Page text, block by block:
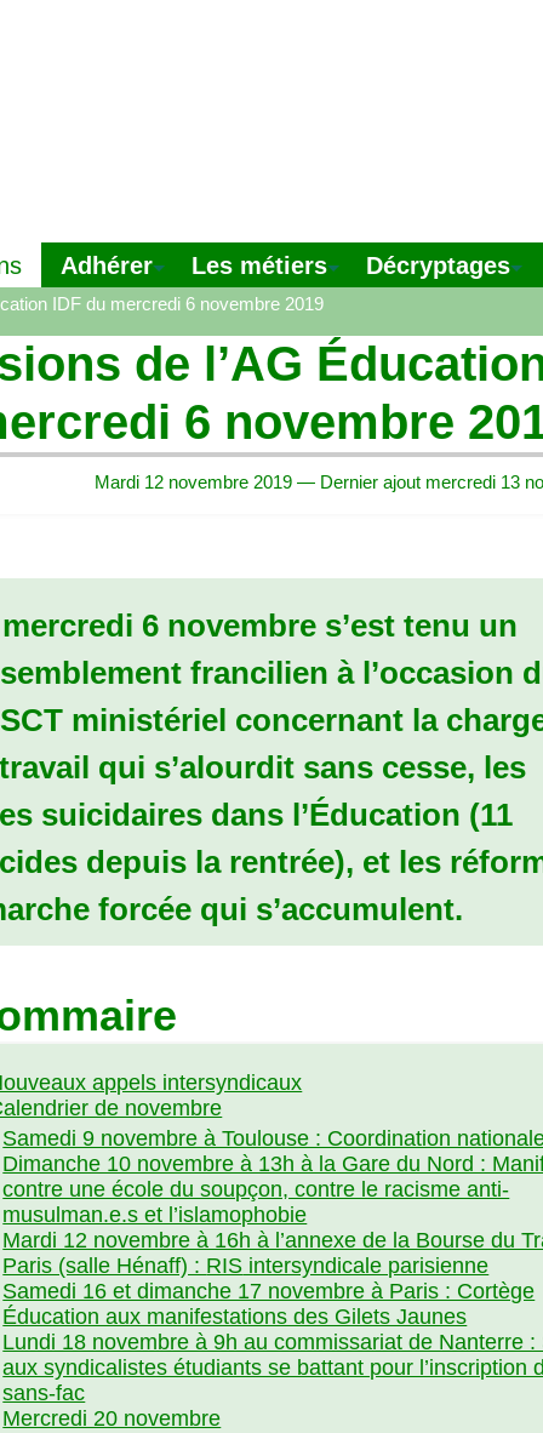
Adhérer Les métiers Décryptages
IDF du mercredi 6 novembre 2019
de l’AG
6 novembre
Mardi 12 novembre 2019 — Dernier ajout mercredi 13
6 novembre s’est tenu un
francilien à l’occasion
ministériel concernant la
qui s’alourdit sans cesse, les
suicidaires dans l’Éducation (11
depuis la rentrée), et les
forcée qui s’accumulent.
appels intersyndicaux
de novembre
Samedi 9 novembre à Toulouse : Coordination
Dimanche 10 novembre à 13h à la Gare du Nord :
contre une école du soupçon, contre le racisme anti-
musulman.e.s et l’islamophobie
Mardi 12 novembre à 16h à l’annexe de la Bourse du
Paris (salle Hénaff) : RIS intersyndicale parisienne
Samedi 16 et dimanche 17 novembre à Paris : Cortège
Éducation aux manifestations des Gilets Jaunes
Lundi 18 novembre à 9h au commissariat de Nanterre :
aux syndicalistes étudiants se battant pour l’inscription
sans-fac
Mercredi 20 novembre